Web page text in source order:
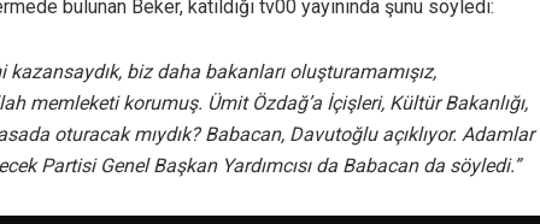
bulunan Beker, katıldığı tv00 yayınında şunu söyledi:
kazansaydık, biz daha bakanları oluşturamamışız,
memleketi korumuş. Ümit Özdağ’a İçişleri, Kültür Bakanlığı,
oturacak mıydık? Babacan, Davutoğlu açıklıyor. Adamlar
Partisi Genel Başkan Yardımcısı da Babacan da söyledi.”